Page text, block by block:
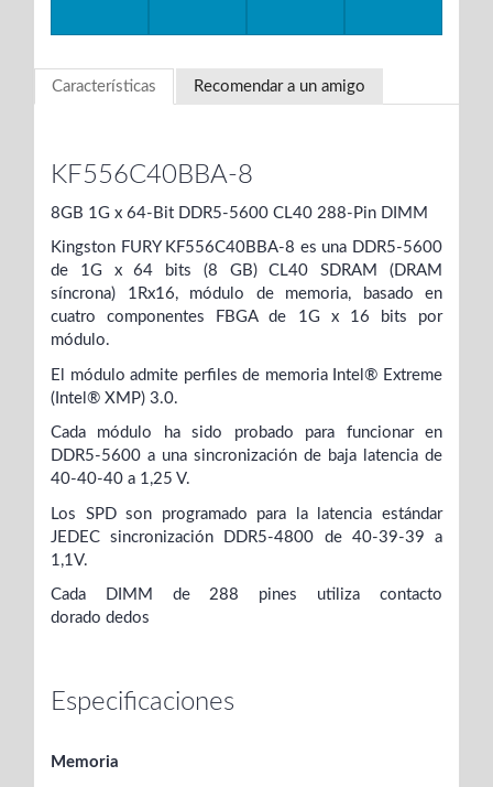
Características Recomendar a un amigo
KF556C40BBA-8
8GB 1G x 64-Bit DDR5-5600 CL40 288-Pin DIMM
Kingston FURY KF556C40BBA-8 es una DDR5-5600
de 1G x 64 bits (8 GB)CL40 SDRAM (DRAM
síncrona) 1Rx16, módulo de memoria,
basado en
cuatro componentes FBGA de 1G x 16 bits por
módulo.
El módulo admite perfiles de memoria Intel® Extreme
(Intel® XMP) 3.0.
Cada módulo ha sido probado para funcionar en
DDR5-5600 a una sincronización de baja latencia de
40-40-40 a 1,25 V.
Los SPD son programado para la latencia estándar
JEDEC sincronización DDR5-4800 de 40-39-39 a
1,1V.
Cada DIMM de 288 pines utiliza contacto
dorado dedos
Especificaciones
Memoria